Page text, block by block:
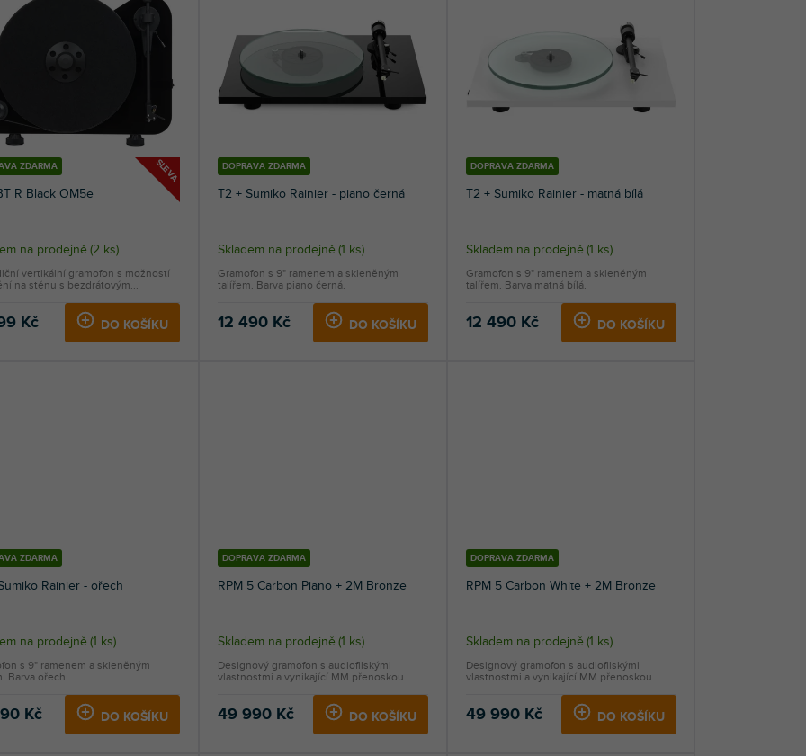
Korg 0
Pro-Ject
Vonyx
Pro-Ject
Vonyx1
SLEVA
ZDARMA
R Black OM5e
na prodejně (2 ks)
Kč DO KOŠÍKU
vertikální gramofon s možností
na stěnu s bezdrátovým...
DOPRAVA ZDARMA
T2 + Sumiko Rainier - piano černá
Skladem na prodejně (1 ks)
12 490 Kč DO KOŠÍKU
Gramofon s 9" ramenem a skleněným
talířem. Barva piano černá.
DOPRAVA ZDARMA
T2 + Sumiko Rainier - matná bílá
Skladem na prodejně (1 ks)
12 490 Kč DO KOŠÍKU
Gramofon s 9" ramenem a skleněným
talířem. Barva matná bílá.
ZDARMA
Rainier - ořech
na prodejně (1 ks)
Kč DO KOŠÍKU
s 9" ramenem a skleněným
Barva ořech.
DOPRAVA ZDARMA
RPM 5 Carbon Piano + 2M Bronze
Skladem na prodejně (1 ks)
49 990 Kč DO KOŠÍKU
Designový gramofon s audiofilskými
vlastnostmi a vynikající MM přenoskou...
DOPRAVA ZDARMA
RPM 5 Carbon White + 2M Bronze
Skladem na prodejně (1 ks)
49 990 Kč DO KOŠÍKU
Designový gramofon s audiofilskými
vlastnostmi a vynikající MM přenoskou...